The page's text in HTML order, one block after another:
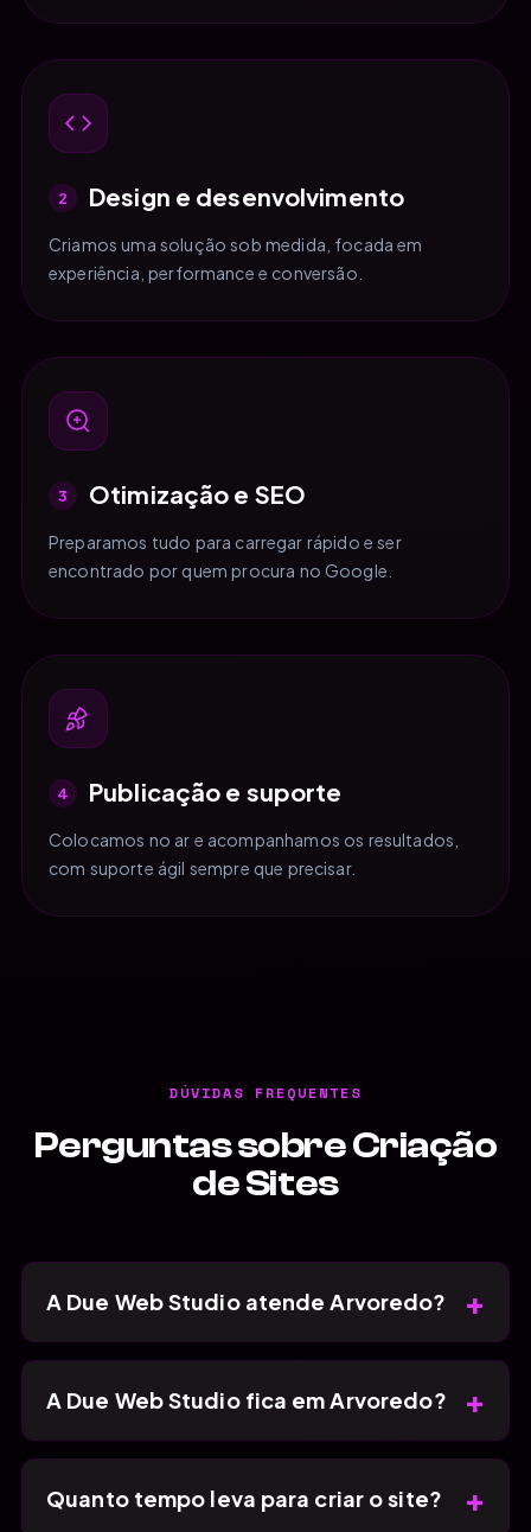
2 Design e desenvolvimento
Criamos uma solução sob medida, focada em
experiência, performance e conversão.
3 Otimização e SEO
Preparamos tudo para carregar rápido e ser
encontrado por quem procura no Google.
4 Publicação e suporte
Colocamos no ar e acompanhamos os resultados,
com suporte ágil sempre que precisar.
DÚVIDAS FREQUENTES
Perguntas sobre Criação
de Sites
A Due Web Studio atende Arvoredo? +
A Due Web Studio fica em Arvoredo? +
Quanto tempo leva para criar o site? +